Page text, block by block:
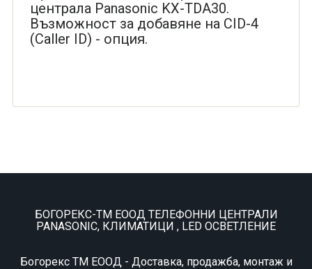
централа Panasonic KX-TDA30.
Възможност за добавяне на CID-4
(Caller ID) - опция.
БОГОРЕКС-ТМ ЕООД ТЕЛЕФОННИ ЦЕНТРАЛИ
PANASONIC, КЛИМАТИЦИ , LED ОСВЕТЛЕНИЕ
Богорекс ТМ ЕООД - Доставка, продажба, монтаж и